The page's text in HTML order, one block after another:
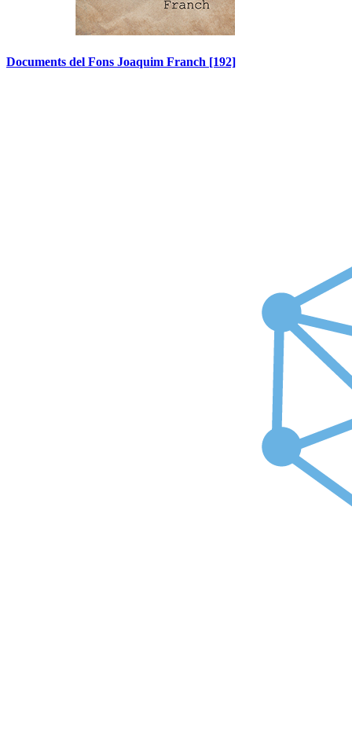
Documents del Fons Joaquim Franch [192]